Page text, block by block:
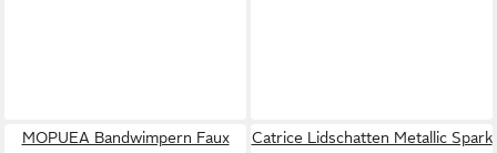
MOPUEA Bandwimpern Faux
Catrice Lidschatten Metallic Spark